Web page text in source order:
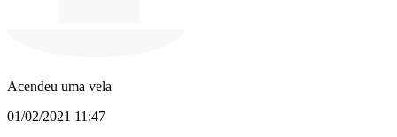
Acendeu uma vela
01/02/2021 11:47